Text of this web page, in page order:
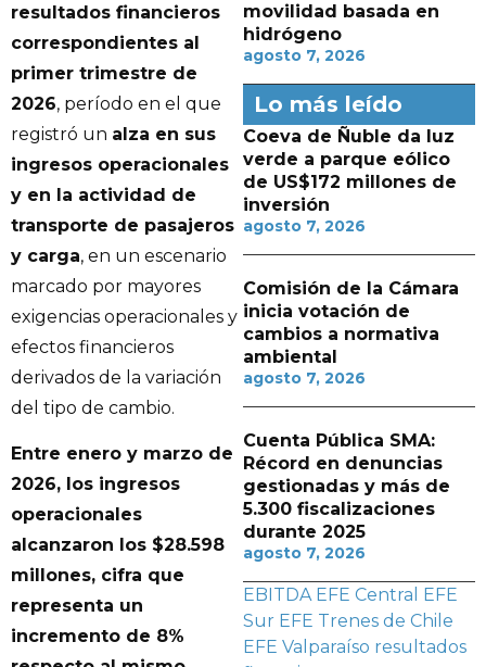
resultados financieros
correspondientes al
primer trimestre de
2026, período en el que
registró un alza en sus
ingresos operacionales
y en la actividad de
transporte de pasajeros
y carga, en un escenario
marcado por mayores
exigencias operacionales y
efectos financieros
derivados de la variación
del tipo de cambio.
Entre enero y marzo de
2026, los ingresos
operacionales
alcanzaron los $28.598
millones, cifra que
representa un
incremento de 8%
movilidad basada en
hidrógeno
agosto 7, 2026
Lo más leído
Coeva de Ñuble da luz
verde a parque eólico
de US$172 millones de
inversión
agosto 7, 2026
Comisión de la Cámara
inicia votación de
cambios a normativa
ambiental
agosto 7, 2026
Cuenta Pública SMA:
Récord en denuncias
gestionadas y más de
5.300 fiscalizaciones
durante 2025
agosto 7, 2026
EBITDA EFE Central EFE
Sur EFE Trenes de Chile
EFE Valparaíso resultados